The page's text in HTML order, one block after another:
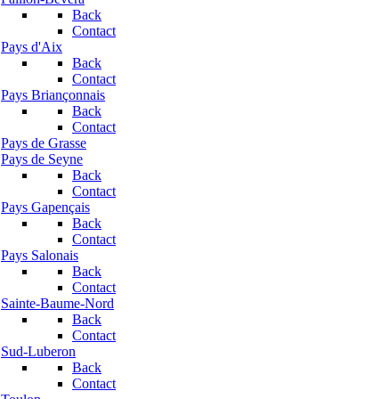
Back
Contact
Pays d'Aix
Back
Contact
Pays Briançonnais
Back
Contact
Pays de Grasse
Pays de Seyne
Back
Contact
Pays Gapençais
Back
Contact
Pays Salonais
Back
Contact
Sainte-Baume-Nord
Back
Contact
Sud-Luberon
Back
Contact